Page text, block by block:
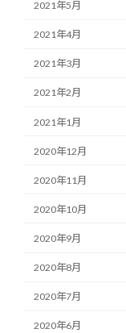
2021年5月
2021年4月
2021年3月
2021年2月
2021年1月
2020年12月
2020年11月
2020年10月
2020年9月
2020年8月
2020年7月
2020年6月